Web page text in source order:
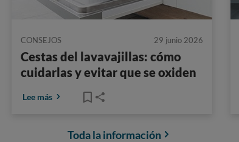
CONSEJOS 29 junio 2026
Cestas del lavavajillas: cómo
cuidarlas y evitar que se oxiden
Lee más
Toda la información